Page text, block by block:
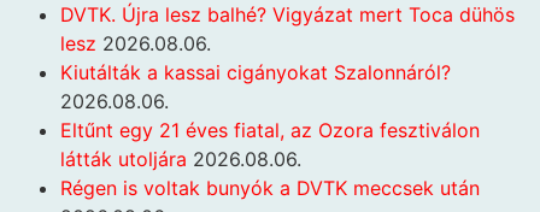
DVTK. Újra lesz balhé? Vigyázat mert Toca dühös
lesz 2026.08.06.
Kiutálták a kassai cigányokat Szalonnáról?
2026.08.06.
Eltűnt egy 21 éves fiatal, az Ozora fesztiválon
látták utoljára 2026.08.06.
Régen is voltak bunyók a DVTK meccsek után